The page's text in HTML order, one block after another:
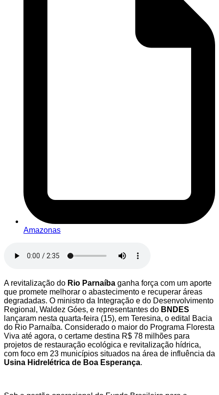
Amazonas
A revitalização do Rio Parnaíba ganha força com um aporte
que promete melhorar o abastecimento e recuperar áreas
degradadas. O ministro da Integração e do Desenvolvimento
Regional, Waldez Góes, e representantes do BNDES
lançaram nesta quarta-feira (15), em Teresina, o edital Bacia
do Rio Parnaíba. Considerado o maior do Programa Floresta
Viva até agora, o certame destina R$ 78 milhões para
projetos de restauração ecológica e revitalização hídrica,
com foco em 23 municípios situados na área de influência da
Usina Hidrelétrica de Boa Esperança.